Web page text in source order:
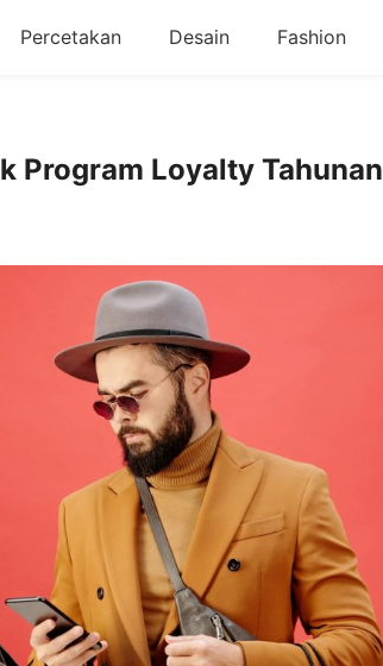
Percetakan Desain Fashion
Program Loyalty Tahunan